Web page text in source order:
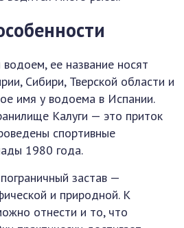
ее название носят
Сибири, Тверской области и
имя у водоема в Испании.
Калуги — это приток
спортивные
1980 года.
застав —
и природной. К
отнести и то, что